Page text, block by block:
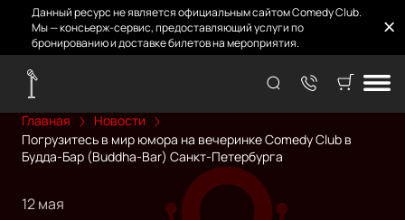
Данный ресурс не является официальным сайтом Comedy Club.
Мы — консьерж-сервис, предоставляющий услуги по
бронированию и доставке билетов на мероприятия.
Главная
Новости
Погрузитесь в мир юмора на вечеринке Comedy Club в
Будда-Бар (Buddha-Bar) Санкт-Петербурга
12 мая